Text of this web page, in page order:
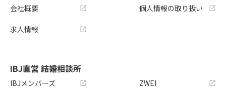
会社概要
求人情報
個人情報の取り扱い
IBJ直営 結婚相談所
IBJメンバーズ ZWEI